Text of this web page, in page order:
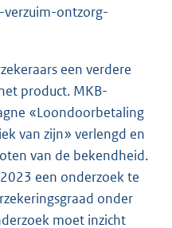
verzuim-ontzorg-
een verdere
product. MKB-
«Loondoorbetaling
van zijn» verlengd en
van de bekendheid.
een onderzoek te
onder
moet inzicht